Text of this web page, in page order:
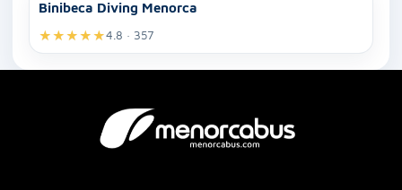
Binibeca Diving Menorca
★★★★★4.8 · 357